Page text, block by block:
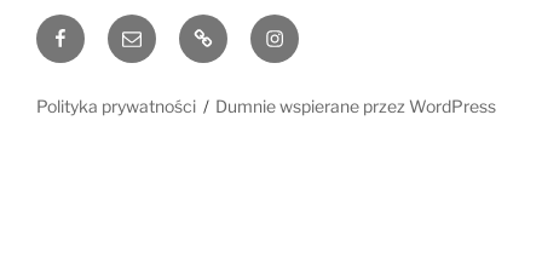
v
a
FacebookEmail www Instagram
Polityka prywatności Dumnie wspierane przez WordPress